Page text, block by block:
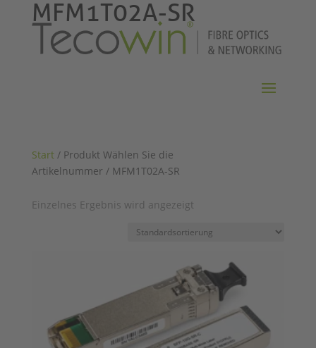
Start/ Produkt Wählen Sie die
Artikelnummer / MFM1T02A-SR
MFM1T02A-SR
Einzelnes Ergebnis wird angezeigt